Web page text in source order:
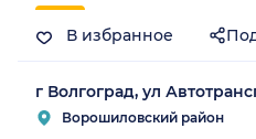
В избранное
г Волгоград, ул
Ворошиловский район